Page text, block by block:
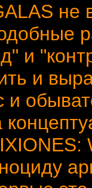
не
и
и
и